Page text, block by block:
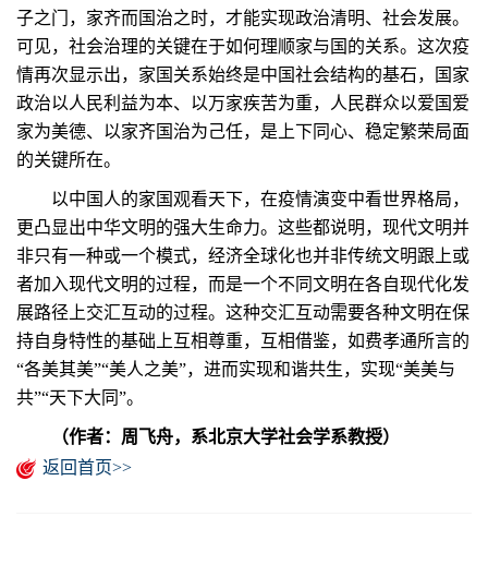
子之门，家齐而国治之时，才能实现政治清明、社会发展。
可见，社会治理的关键在于如何理顺家与国的关系。这次疫
情再次显示出，家国关系始终是中国社会结构的基石，国家
政治以人民利益为本、以万家疾苦为重，人民群众以爱国爱
家为美德、以家齐国治为己任，是上下同心、稳定繁荣局面
的关键所在。
以中国人的家国观看天下，在疫情演变中看世界格局，
更凸显出中华文明的强大生命力。这些都说明，现代文明并
非只有一种或一个模式，经济全球化也并非传统文明跟上或
者加入现代文明的过程，而是一个不同文明在各自现代化发
展路径上交汇互动的过程。这种交汇互动需要各种文明在保
持自身特性的基础上互相尊重，互相借鉴，如费孝通所言的
“各美其美”“美人之美”，进而实现和谐共生，实现“美美与
共”“天下大同”。
（作者：周飞舟，系北京大学社会学系教授）
返回首页>>